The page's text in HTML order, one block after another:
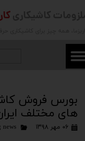
تغییر گذر واژه
سفارشات
بورس فروش
های مختلف
۰۶ مهر ۱۳۹۸